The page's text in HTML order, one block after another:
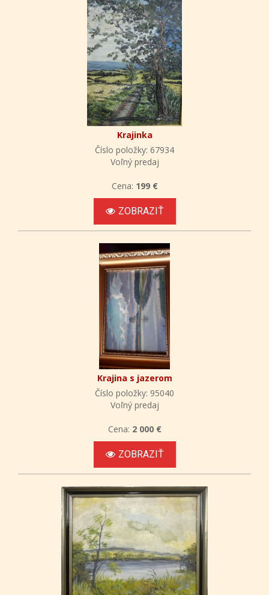
Krajinka
Číslo položky: 67934
Voľný predaj
Cena: 199 €
ZOBRAZIŤ
Krajina s jazerom
Číslo položky: 95040
Voľný predaj
Cena: 2 000 €
ZOBRAZIŤ